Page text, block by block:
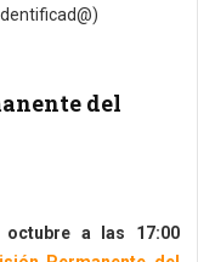
del
octubre a las 17:00